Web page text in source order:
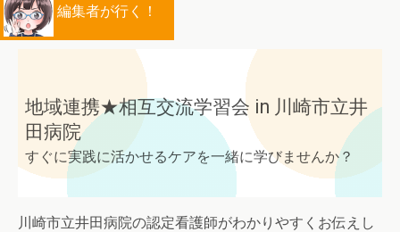
編集者が行く！
地域連携★相互交流学習会 in 川崎市立井
田病院
すぐに実践に活かせるケアを一緒に学びませんか？
川崎市立井田病院の認定看護師がわかりやすくお伝えし